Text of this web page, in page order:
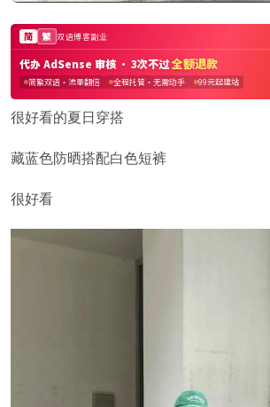
很好看的夏日穿搭
藏蓝色防晒搭配白色短裤
很好看